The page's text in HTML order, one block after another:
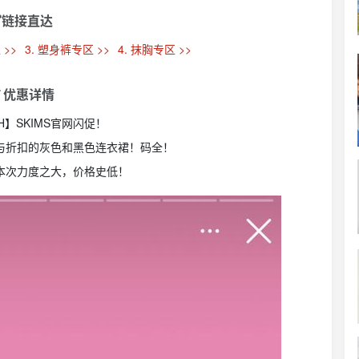
接直达
>> 3. 塑身裤专区 >> 4. 抹胸专区 >>
优惠详情
SKIMS官网闪促！
扣的灰色和黑色连衣裙！码全！
力度之大，价格史低！